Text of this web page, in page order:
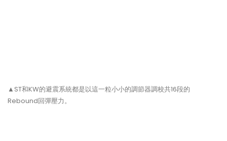
▲ST和KW的避震系統都是以這一粒小小的調節器調校共16段的
Rebound回彈壓力。